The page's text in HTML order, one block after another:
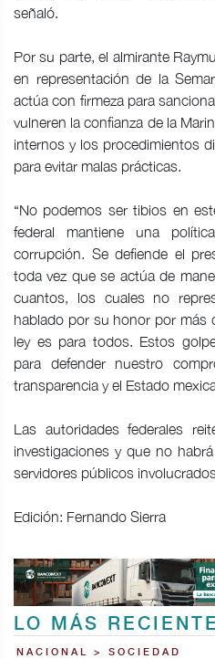
señaló.
Por su parte, el almirante
en representación de la
actúa con firmeza para
vulneren la confianza de la
internos y los procedimientos
para evitar malas prácticas.
“No podemos ser tibios en
federal mantiene una
corrupción. Se defiende el
toda vez que se actúa de
cuantos, los cuales no
hablado por su honor por más
ley es para todos. Estos
para defender nuestro
transparencia y el Estado
Las autoridades federales
investigaciones y que no
servidores públicos
Edición: Fernando Sierra
LO MÁS RECIENTE
NACIONAL > SOCIEDAD